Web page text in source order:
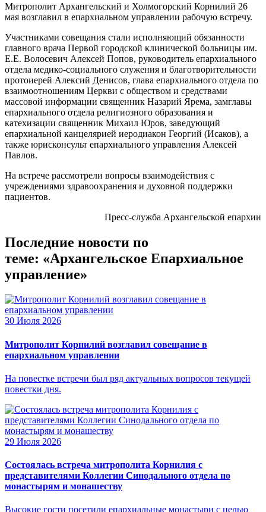
Митрополит Архангельский и Холмогорский Корнилий 26
мая возглавил в епархиальном управлении рабочую встречу.
Участниками совещания стали исполняющий обязанности
главного врача Первой городской клинической больницы им.
Е.Е. Волосевич Алексей Попов, руководитель епархиального
отдела медико-социального служения и благотворительности
протоиерей Алексий Денисов, глава епархиального отдела по
взаимоотношениям Церкви с обществом и средствами
массовой информации священник Назарий Ярема, замглавы
епархиального отдела религиозного образования и
катехизации священник Михаил Юров, заведующий
епархиальной канцелярией иеродиакон Георгий (Исаков), а
также юрисконсульт епархиального управления Алексей
Павлов.
На встрече рассмотрели вопросы взаимодействия с
учреждениями здравоохранения и духовной поддержки
пациентов.
Пресс-служба Архангельской епархии
Последние новости по
теме: «Архангельское Епархиальное
управление»
30 Июля 2026
Митрополит Корнилий возглавил совещание в
епархиальном управлении
На повестке встречи был ряд актуальных вопросов текущей
повестки дня.
29 Июля 2026
Состоялась встреча митрополита Корнилия с
представителями Коллегии Синодального отдела по
монастырям и монашеству
Высокие гости посетили епархиальные монастыри с целью